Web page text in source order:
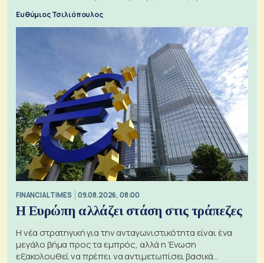
Ευθύμιος Τσιλιόπουλος
FINANCIAL TIMES 09.08.2026, 08:00
Η Ευρώπη αλλάζει στάση στις τράπεζες
Η νέα στρατηγική για την ανταγωνιστικότητα είναι ένα
μεγάλο βήμα προς τα εμπρός, αλλά η Ένωση
εξακολουθεί να πρέπει να αντιμετωπίσει βασικά